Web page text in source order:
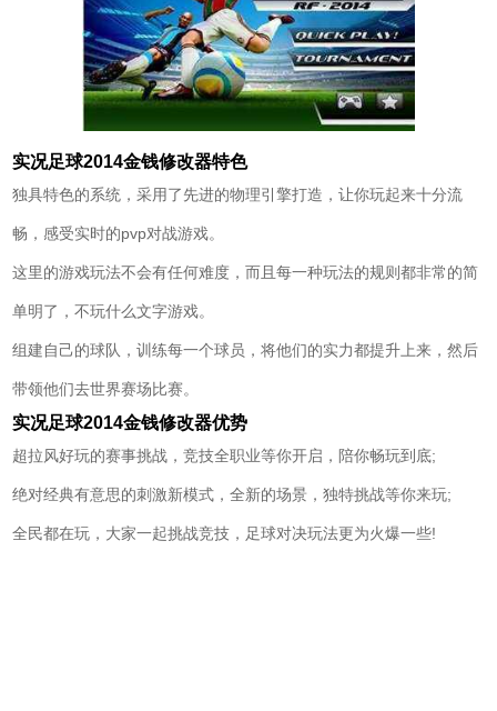
实况足球2014金钱修改器特色
独具特色的系统，采用了先进的物理引擎打造，让你玩起来十分流
畅，感受实时的pvp对战游戏。
这里的游戏玩法不会有任何难度，而且每一种玩法的规则都非常的简
单明了，不玩什么文字游戏。
组建自己的球队，训练每一个球员，将他们的实力都提升上来，然后
带领他们去世界赛场比赛。
实况足球2014金钱修改器优势
超拉风好玩的赛事挑战，竞技全职业等你开启，陪你畅玩到底;
绝对经典有意思的刺激新模式，全新的场景，独特挑战等你来玩;
全民都在玩，大家一起挑战竞技，足球对决玩法更为火爆一些!